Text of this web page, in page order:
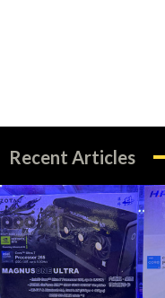
Recent Articles